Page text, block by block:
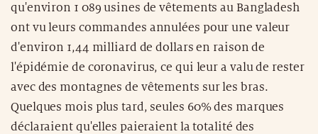
qu'environ 1 089 usines de vêtements au Bangladesh
ont vu leurs commandes annulées pour une valeur
d'environ 1,44 milliard de dollars en raison de
l'épidémie de coronavirus, ce qui leur a valu de rester
avec des montagnes de vêtements sur les bras.
Quelques mois plus tard, seules 60% des marques
déclaraient qu'elles paieraient la totalité des